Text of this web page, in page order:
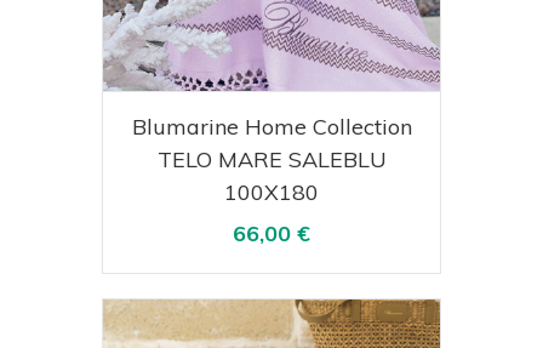
Acquista Visualizza
Blumarine Home Collection
TELO MARE SALEBLU
100X180
66,00 €